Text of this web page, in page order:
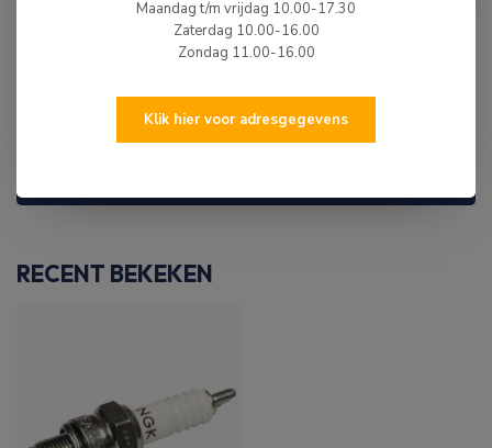
Op voorraad
WIJ ZIJN ER OM JE TE HELPEN!
Hulp nodig? Neem dan gerust contact met ons
RECENT BEKEKEN
Maandag t/m vrijdag 10.00-17.30
Zaterdag 10.00-16.00
Zondag 11.00-16.00
Klik hier voor adresgegevens